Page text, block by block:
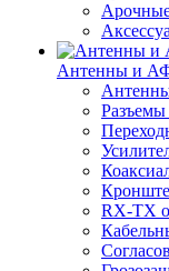
Антенны и
Разъемы
RX-TX